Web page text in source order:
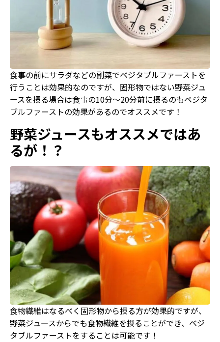
食事の前にサラダなどの副菜でベジタブルファーストを
行うことは効果的なのですが、固形物ではない野菜ジュ
ースを摂る場合は食事の10分〜20分前に摂るのもベジタ
ブルファーストの効果があるのでオススメです！
野菜ジュースもオススメではあ
るが！？
食物繊維はなるべく固形物から摂る方が効果的ですが、
野菜ジュースからでも食物繊維を摂ることができ、ベジ
タブルファーストをすることは可能です！